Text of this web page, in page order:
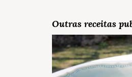
Outras receitas